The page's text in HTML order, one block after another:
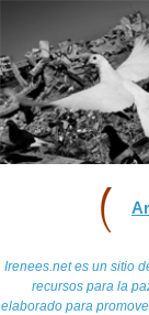
Irenees.net es un sitio
recursos para la
elaborado para